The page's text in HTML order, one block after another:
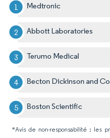
Medtronic
Abbott Laboratories
Terumo Medical
Becton Dickinson and
Boston Scientific
*Avis de non-responsabilité : les